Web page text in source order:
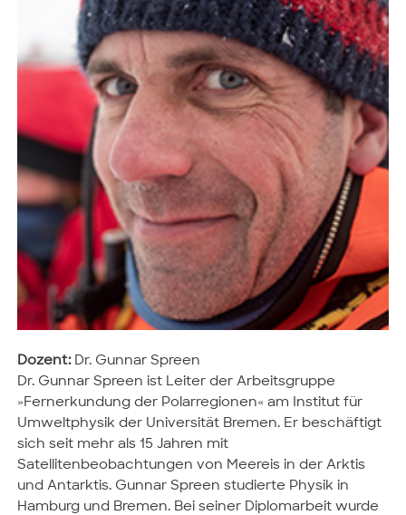
Dozent:Dr. Gunnar Spreen
Dr. Gunnar Spreen ist Leiter der Arbeitsgruppe
»Fernerkundung der Polarregionen« am Institut für
Umweltphysik der Universität Bremen. Er beschäftigt
sich seit mehr als 15 Jahren mit
Satellitenbeobachtungen von Meereis in der Arktis
und Antarktis. Gunnar Spreen studierte Physik in
Hamburg und Bremen. Bei seiner Diplomarbeit wurde